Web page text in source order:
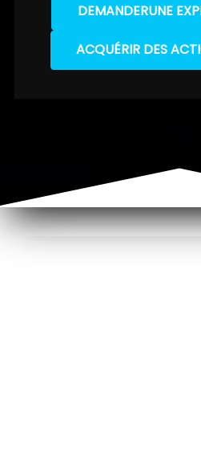
DEMANDERUNE
ACQUÉRIR DES